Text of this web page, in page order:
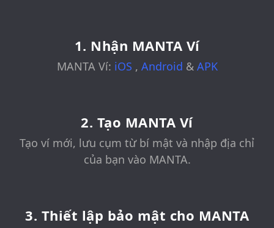
1. Nhận MANTA Ví
MANTA Ví: iOS , Android & APK
2. Tạo MANTA Ví
Tạo ví mới, lưu cụm từ bí mật và nhập địa chỉ
của bạn vào MANTA.
3. Thiết lập bảo mật cho MANTA